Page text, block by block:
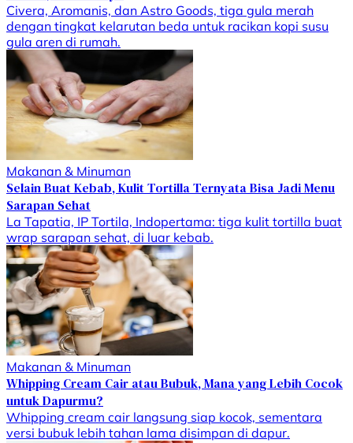
Civera, Aromanis, dan Astro Goods, tiga gula merah
dengan tingkat kelarutan beda untuk racikan kopi susu
gula aren di rumah.
Makanan & Minuman
Selain Buat Kebab, Kulit Tortilla Ternyata Bisa Jadi Menu
Sarapan Sehat
La Tapatia, IP Tortila, Indopertama: tiga kulit tortilla buat
wrap sarapan sehat, di luar kebab.
Makanan & Minuman
Whipping Cream Cair atau Bubuk, Mana yang Lebih Cocok
untuk Dapurmu?
Whipping cream cair langsung siap kocok, sementara
versi bubuk lebih tahan lama disimpan di dapur.